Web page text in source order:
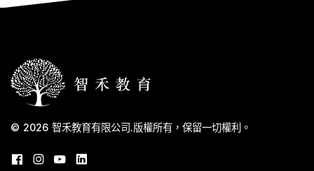
© 2026 智禾教育有限公司.版權所有，保留一切權利。